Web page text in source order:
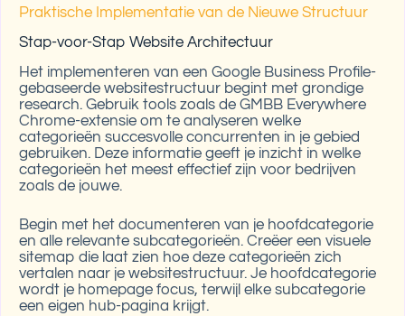
Praktische Implementatie van de Nieuwe Structuur
Stap-voor-Stap Website Architectuur
Het implementeren van een Google Business Profile-
gebaseerde websitestructuur begint met grondige
research. Gebruik tools zoals de GMBB Everywhere
Chrome-extensie om te analyseren welke
categorieën succesvolle concurrenten in je gebied
gebruiken. Deze informatie geeft je inzicht in welke
categorieën het meest effectief zijn voor bedrijven
zoals de jouwe.
Begin met het documenteren van je hoofdcategorie
en alle relevante subcategorieën. Creëer een visuele
sitemap die laat zien hoe deze categorieën zich
vertalen naar je websitestructuur. Je hoofdcategorie
wordt je homepage focus, terwijl elke subcategorie
een eigen hub-pagina krijgt.